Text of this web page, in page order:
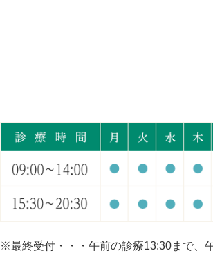
※最終受付・・・午前の診療13:30まで、